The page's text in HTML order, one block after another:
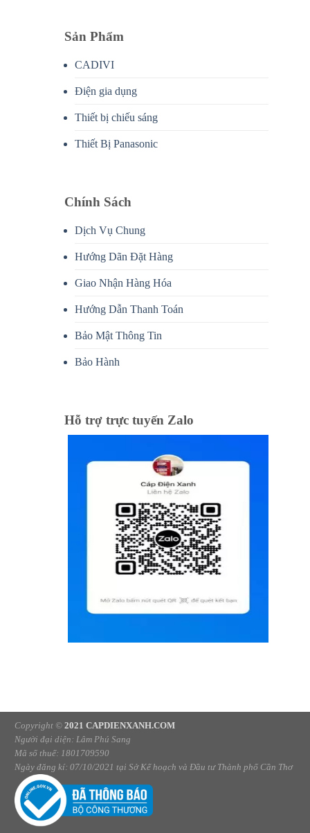
Sản Phẩm
CADIVI
Điện gia dụng
Thiết bị chiếu sáng
Thiết Bị Panasonic
Chính Sách
Dịch Vụ Chung
Hướng Dãn Đặt Hàng
Giao Nhận Hàng Hóa
Hướng Dẫn Thanh Toán
Bảo Mật Thông Tin
Bảo Hành
Hỗ trợ trực tuyến Zalo
Copyright © 2021 CAPDIENXANH.COM
Người đại diện: Lâm Phú Sang
Mã số thuế: 1801709590
Ngày đăng kí: 07/10/2021 tại Sở Kế hoạch và Đầu tư Thành phố Cần Thơ